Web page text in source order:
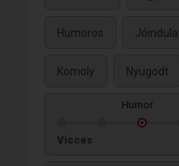
Humoros
Komoly Nyugodt
Humor
Vicces